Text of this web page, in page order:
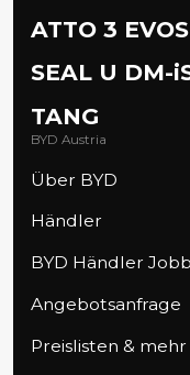
ATTO 3 EVO
SEAL U DM-i
TANG
BYD Austria
Über BYD
Händler
BYD Händler
Angebotsanfrage
Preislisten & mehr